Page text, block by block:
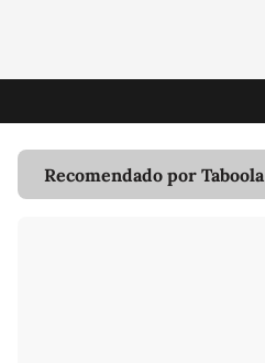
Recomendado por Taboola